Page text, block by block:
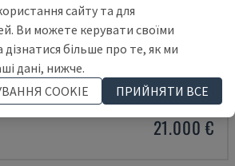
ОБРОБНИЙ ЦЕНТР
21.000 €
сайту та для
Ви можете керувати своїми
більше про те, як ми
дані, нижче.
COOKIE
ПРИЙНЯТИ ВСЕ